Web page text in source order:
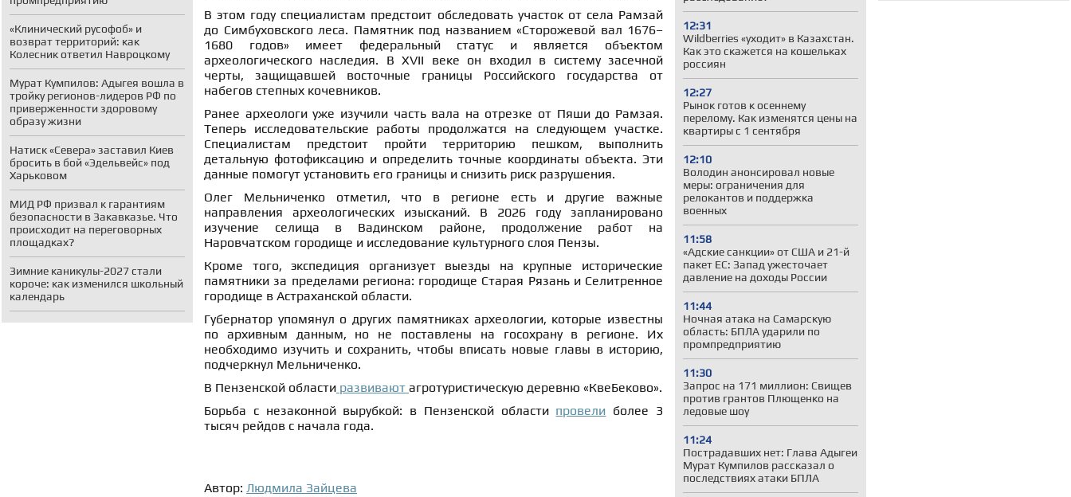
«Клинический русофоб» и
возврат территорий: как
Колесник ответил Навроцкому
Мурат Кумпилов: Адыгея вошла в
тройку регионов-лидеров РФ по
приверженности здоровому
образу жизни
Натиск «Севера» заставил Киев
бросить в бой «Эдельвейс» под
Харьковом
МИД РФ призвал к гарантиям
безопасности в Закавказье. Что
происходит на переговорных
площадках?
Зимние каникулы-2027 стали
короче: как изменился школьный
календарь
12:31
Wildberries «уходит» в Казахстан.
Как это скажется на кошельках
россиян
12:27
Рынок готов к осеннему
перелому. Как изменятся цены на
квартиры с 1 сентября
12:10
Володин анонсировал новые
меры: ограничения для
релокантов и поддержка
военных
11:58
«Адские санкции» от США и 21-й
пакет ЕС: Запад ужесточает
давление на доходы России
11:44
Ночная атака на Самарскую
область: БПЛА ударили по
промпредприятию
11:30
Запрос на 171 миллион: Свищев
против грантов Плющенко на
ледовые шоу
11:24
Пострадавших нет: Глава Адыгеи
Мурат Кумпилов рассказал о
последствиях атаки БПЛА
В этом году специалистам предстоит обследовать участок от села Рамзай
до Симбуховского леса. Памятник под названием «Сторожевой вал 1676–
1680 годов» имеет федеральный статус и является объектом
археологического наследия. В XVII веке он входил в систему засечной
черты, защищавшей восточные границы Российского государства от
набегов степных кочевников.
Ранее археологи уже изучили часть вала на отрезке от Пяши до Рамзая.
Теперь исследовательские работы продолжатся на следующем участке.
Специалистам предстоит пройти территорию пешком, выполнить
детальную фотофиксацию и определить точные координаты объекта. Эти
данные помогут установить его границы и снизить риск разрушения.
Олег Мельниченко отметил, что в регионе есть и другие важные
направления археологических изысканий. В 2026 году запланировано
изучение селища в Вадинском районе, продолжение работ на
Наровчатском городище и исследование культурного слоя Пензы.
Кроме того, экспедиция организует выезды на крупные исторические
памятники за пределами региона: городище Старая Рязань и Селитренное
городище в Астраханской области.
Губернатор упомянул о других памятниках археологии, которые известны
по архивным данным, но не поставлены на госохрану в регионе. Их
необходимо изучить и сохранить, чтобы вписать новые главы в историю,
подчеркнул Мельниченко.
В Пензенской области развивают агротуристическую деревню «КвеБеково».
Борьба с незаконной вырубкой: в Пензенской области провели более 3
тысяч рейдов с начала года.
Автор: Людмила Зайцева